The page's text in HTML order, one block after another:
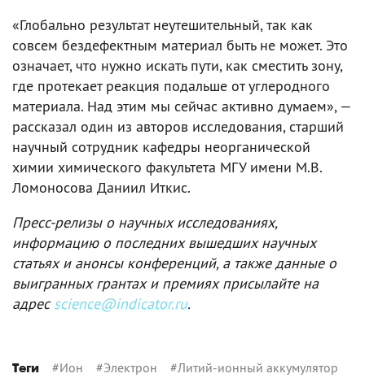
«Глобально результат неутешительный, так как
совсем бездефектным материал быть не может. Это
означает, что нужно искать пути, как сместить зону,
где протекает реакция подальше от углеродного
материала. Над этим мы сейчас активно думаем», —
рассказал один из авторов исследования, старший
научный сотрудник кафедры неорганической
химии химического факультета МГУ имени М.В.
Ломоносова Даниил Иткис.
Пресс-релизы о научных исследованиях,
информацию о последних вышедших научных
статьях и анонсы конференций, а также данные о
выигранных грантах и премиях присылайте на
адресscience@indicator.ru.
Теги #Ион #Электрон #Литий-ионный аккумулятор